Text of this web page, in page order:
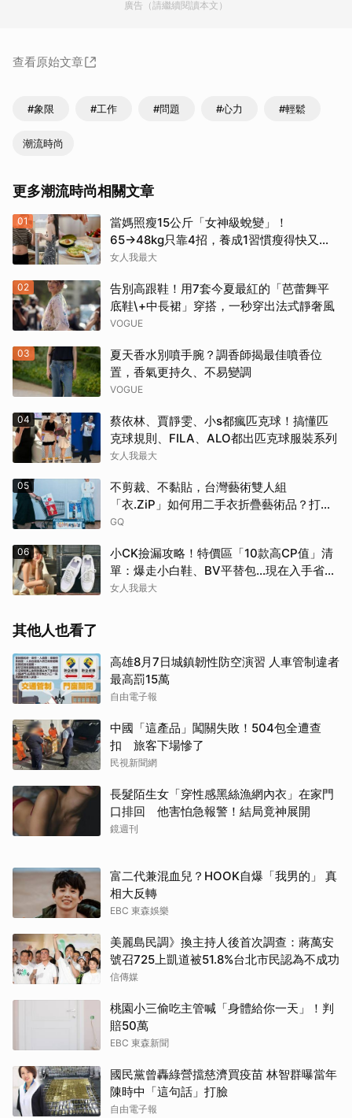
廣告（請繼續閱讀本文）
查看原始文章
#象限 #工作 #問題 #心力 #輕鬆
潮流時尚
更多潮流時尚相關文章
01
當媽照瘦15公斤「女神級蛻變」！
65→48kg只靠4招，養成1習慣瘦得快又不
復胖
女人我最大
02
告別高跟鞋！用7套今夏最紅的「芭蕾舞平
底鞋\+中長裙」穿搭，一秒穿出法式靜奢風
VOGUE
03
夏天香水別噴手腕？調香師揭最佳噴香位
置，香氣更持久、不易變調
VOGUE
04
蔡依林、賈靜雯、小s都瘋匹克球！搞懂匹
克球規則、FILA、ALO都出匹克球服裝系列
女人我最大
05
不剪裁、不黏貼，台灣藝術雙人組
「衣.ZiP」如何用二手衣折疊藝術品？打破
大眾對舊衣回收的想像
GQ
06
小CK撿漏攻略！特價區「10款高CP值」清
單：爆走小白鞋、BV平替包…現在入手省一
筆
女人我最大
其他人也看了
高雄8月7日城鎮韌性防空演習 人車管制違者
最高罰15萬
自由電子報
中國「這產品」闖關失敗！504包全遭查
扣 旅客下場慘了
民視新聞網
長髮陌生女「穿性感黑絲漁網內衣」在家門
口排回 他害怕急報警！結局竟神展開
鏡週刊
富二代兼混血兒？HOOK自爆「我男的」 真
相大反轉
EBC 東森娛樂
美麗島民調》換主持人後首次調查：蔣萬安
號召725上凱道被51.8%台北市民認為不成功
信傳媒
桃園小三偷吃主管喊「身體給你一天」！判
賠50萬
EBC 東森新聞
國民黨曾轟綠營擋慈濟買疫苗 林智群曝當年
陳時中「這句話」打臉
自由電子報